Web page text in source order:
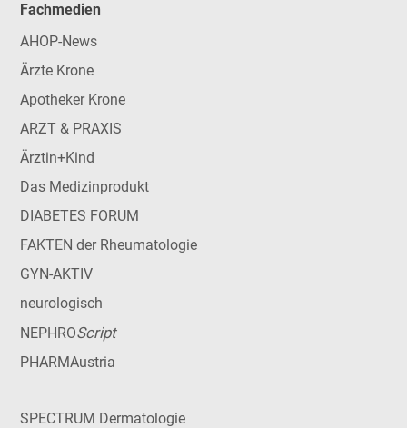
Fachmedien
AHOP-News
Ärzte Krone
Apotheker Krone
ARZT & PRAXIS
Ärztin+Kind
Das Medizinprodukt
DIABETES FORUM
FAKTEN der Rheumatologie
GYN-AKTIV
neurologisch
NEPHROScript
PHARMAustria
SPECTRUM Dermatologie